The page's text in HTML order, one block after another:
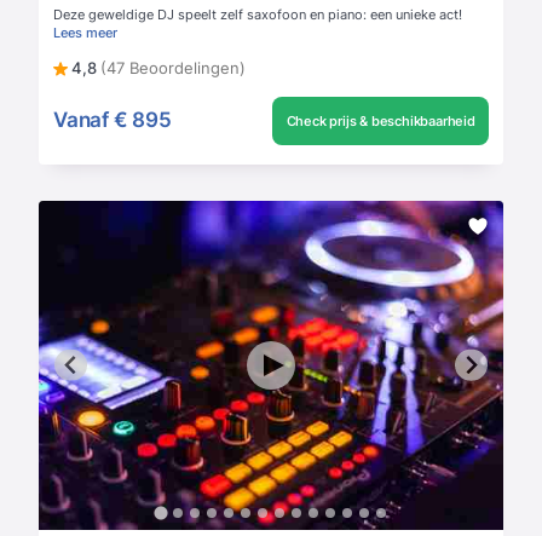
Deze geweldige DJ speelt zelf saxofoon en piano: een unieke act!
Lees meer
4,8 (47 Beoordelingen)
Vanaf € 895 Check prijs & beschikbaarheid